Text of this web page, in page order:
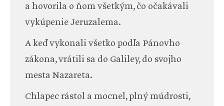
a hovorila o ňom všetkým, čo očakávali
vykúpenie Jeruzalema.
A keď vykonali všetko podľa Pánovho
zákona, vrátili sa do Galiley, do svojho
mesta Nazareta.
Chlapec rástol a mocnel, plný múdrosti,